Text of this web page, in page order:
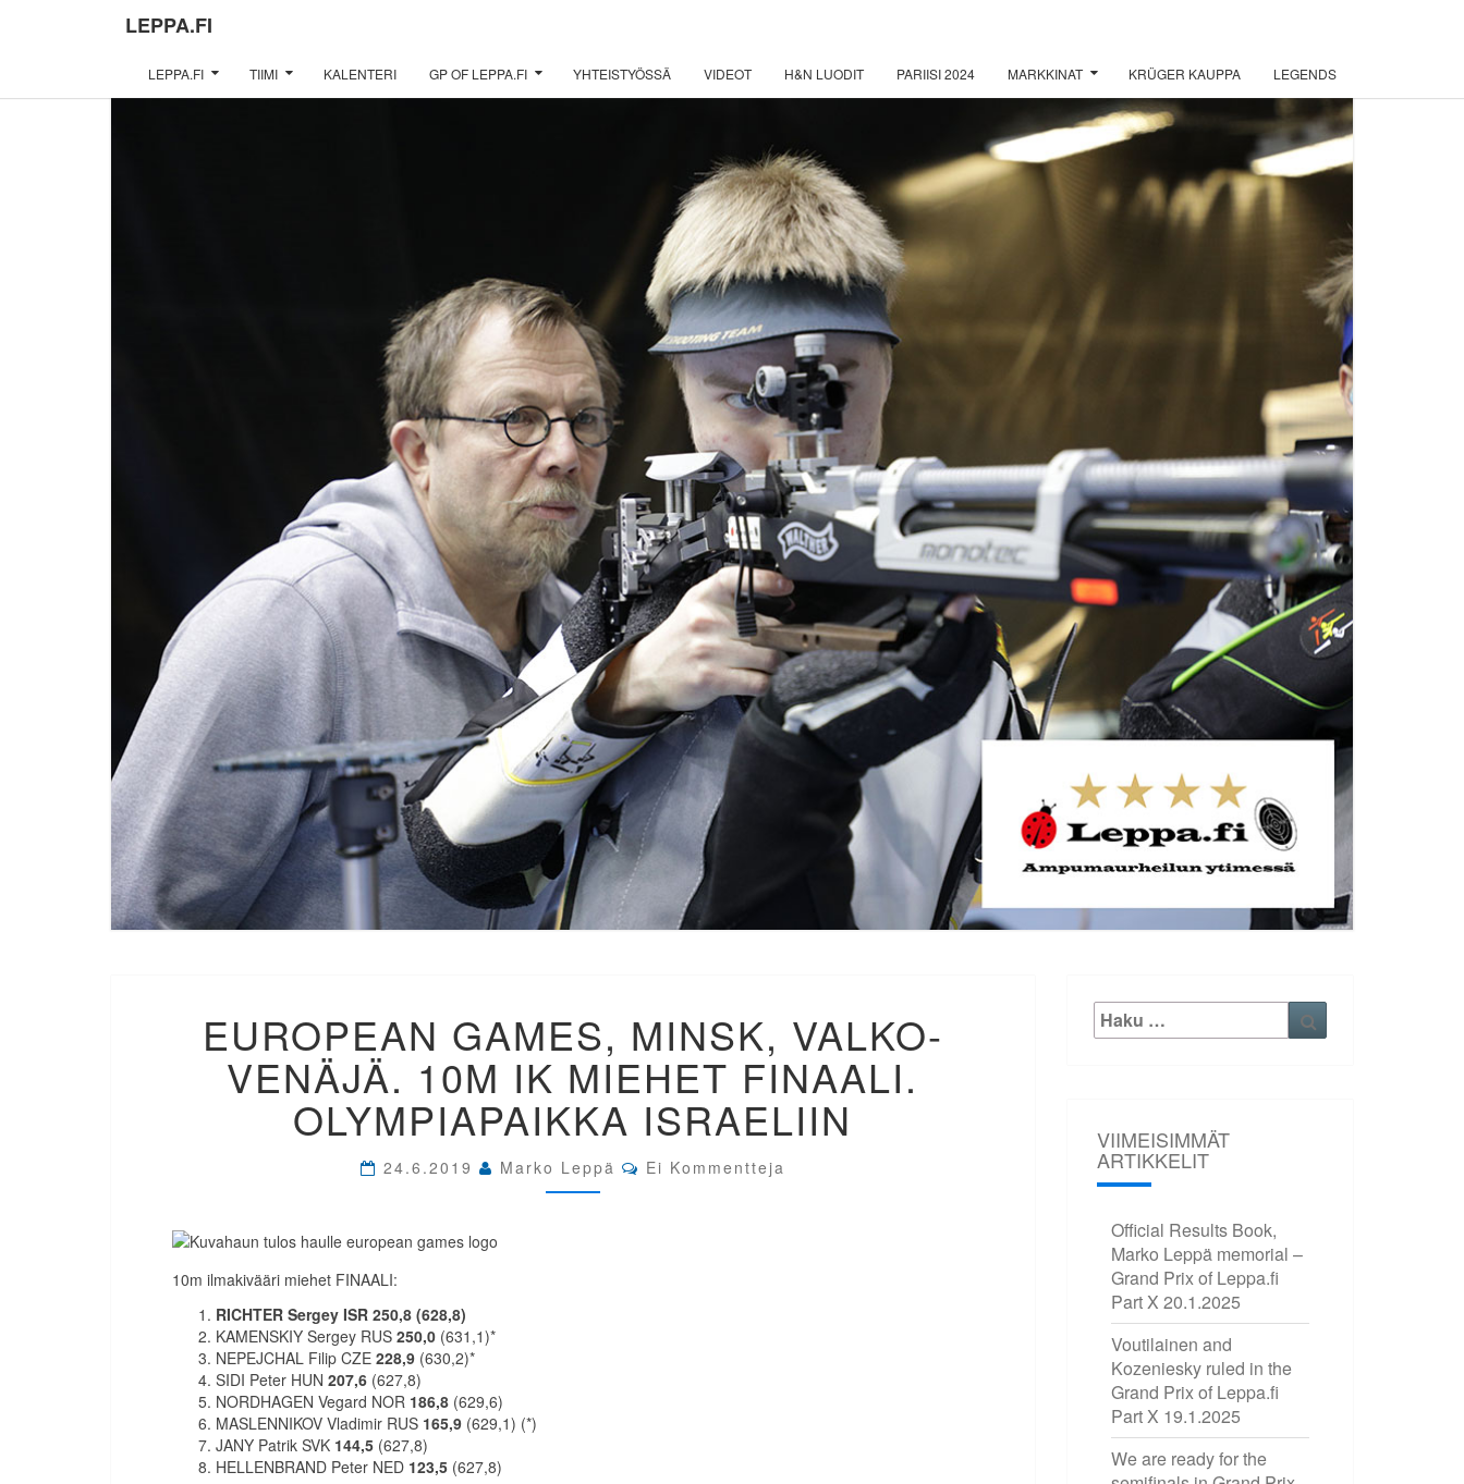
LEPPA.FI
LEPPA.FI TIIMI KALENTERI GP OF LEPPA.FI YHTEISTYÖSSÄ VIDEOT H&N LUODIT PARIISI 2024 MARKKINAT KRÜGER KAUPPA LEGENDS
GAMES,
MINSK,
VALKO-
VENÄJÄ.
10M
IK
FINAALI.
OLYMPIAPAIKKA
EUROPEAN GAMES, MINSK, VALKO-
VENÄJÄ. 10M IK MIEHET FINAALI.
OLYMPIAPAIKKA ISRAELIIN
24.6.2019 Marko Leppä Comments
Ei Kommentteja
10m ilmakivääri miehet FINAALI:
RICHTER Sergey ISR 250,8 (628,8)
KAMENSKIY Sergey RUS 250,0 (631,1)*
NEPEJCHAL Filip CZE 228,9 (630,2)*
SIDI Peter HUN 207,6 (627,8)
NORDHAGEN Vegard NOR 186,8 (629,6)
MASLENNIKOV Vladimir RUS 165,9 (629,1) (*)
JANY Patrik SVK 144,5 (627,8)
HELLENBRAND Peter NED 123,5 (627,8)
Etsi:
VIIMEISIMMÄT
ARTIKKELIT
Official Results Book,
Marko Leppä memorial –
Grand Prix of Leppa.fi
Part X 20.1.2025
Voutilainen and
Kozeniesky ruled in the
Grand Prix of Leppa.fi
Part X 19.1.2025
We are ready for the